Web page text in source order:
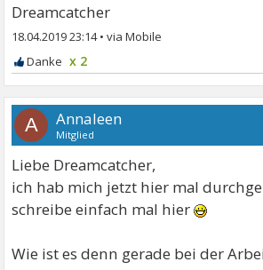
Dreamcatcher
18.04.2019 23:14•
x 2
A Annaleen
Mitglied
Liebe Dreamcatcher,
ich hab mich jetzt hier mal
schreibe einfach mal hier
Wie ist es denn gerade bei der